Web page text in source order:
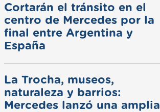
Cortarán el tránsito en el
centro de Mercedes por la
final entre Argentina y
España
La Trocha, museos,
naturaleza y barrios:
Mercedes lanzó una amplia